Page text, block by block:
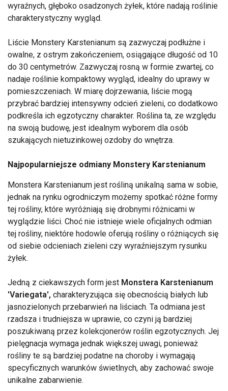
wyraźnych, głęboko osadzonych żyłek, które nadają roślinie
charakterystyczny wygląd.
Liście Monstery Karstenianum są zazwyczaj podłużne i
owalne, z ostrym zakończeniem, osiągające długość od 10
do 30 centymetrów. Zazwyczaj rosną w formie zwartej, co
nadaje roślinie kompaktowy wygląd, idealny do uprawy w
pomieszczeniach. W miarę dojrzewania, liście mogą
przybrać bardziej intensywny odcień zieleni, co dodatkowo
podkreśla ich egzotyczny charakter. Roślina ta, ze względu
na swoją budowę, jest idealnym wyborem dla osób
szukających nietuzinkowej ozdoby do wnętrza.
Najpopularniejsze odmiany Monstery Karstenianum
Monstera Karstenianum jest rośliną unikalną sama w sobie,
jednak na rynku ogrodniczym możemy spotkać różne formy
tej rośliny, które wyróżniają się drobnymi różnicami w
wyglądzie liści. Choć nie istnieje wiele oficjalnych odmian
tej rośliny, niektóre hodowle oferują rośliny o różniących się
od siebie odcieniach zieleni czy wyraźniejszym rysunku
żyłek.
Jedną z ciekawszych form jest Monstera Karstenianum
'Variegata', charakteryzująca się obecnością białych lub
jasnozielonych przebarwień na liściach. Ta odmiana jest
rzadsza i trudniejsza w uprawie, co czyni ją bardziej
poszukiwaną przez kolekcjonerów roślin egzotycznych. Jej
pielęgnacja wymaga jednak większej uwagi, ponieważ
rośliny te są bardziej podatne na choroby i wymagają
specyficznych warunków świetlnych, aby zachować swoje
unikalne zabarwienie.